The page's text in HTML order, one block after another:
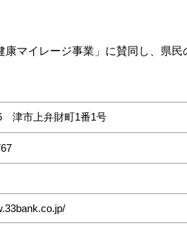
マイレージ事業」に賛同し、県
津市上弁財町1番1号